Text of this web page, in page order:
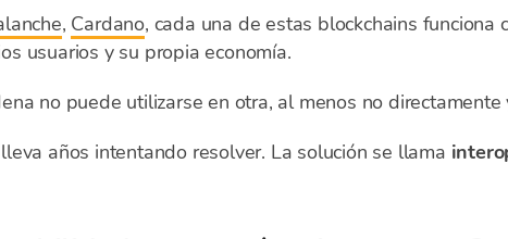
, Cardano, cada una de estas blockchains funciona
usuarios y su propia economía.
no puede utilizarse en otra, al menos no directamente
años intentando resolver. La solución se llama